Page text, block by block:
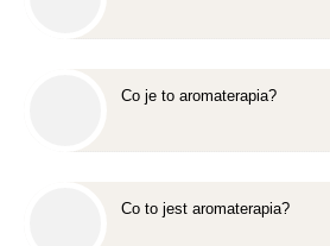
Co je to aromaterapia?
Co to jest aromaterapia?